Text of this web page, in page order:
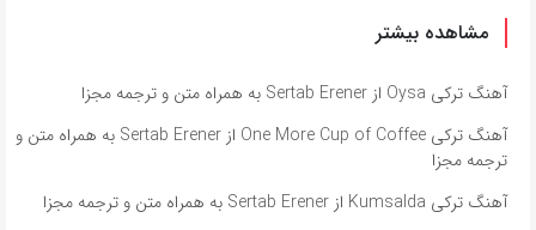
مشاهده بیشتر
آهنگ ترکی Oysa از Sertab Erener به همراه متن و ترجمه مجزا
آهنگ ترکی One More Cup of Coffee از Sertab Erener به همراه متن و
ترجمه مجزا
آهنگ ترکی Kumsalda از Sertab Erener به همراه متن و ترجمه مجزا